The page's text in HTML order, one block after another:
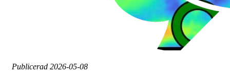
Publicerad 2026-05-08